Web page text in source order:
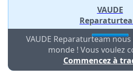
VAUDE
VAUDE Reparaturteam
monde ! Vous voulez
Commencez à